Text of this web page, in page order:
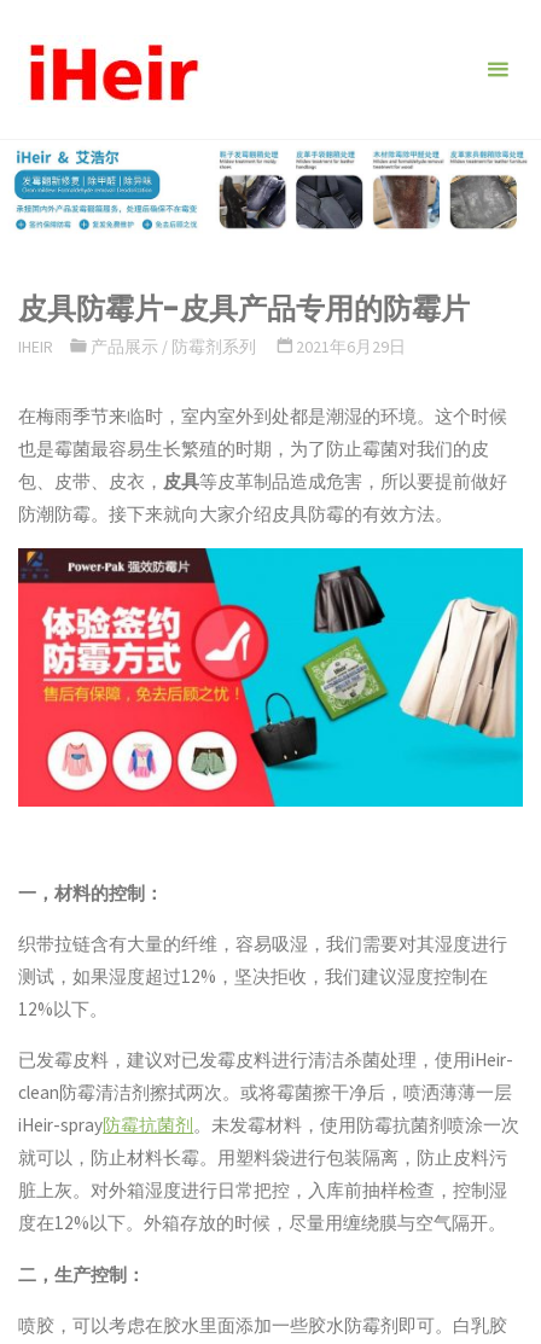
容。
皮具防霉片-皮具产品专用的防霉片
IHEIR 产品展示 / 防霉剂系列 2021年6月29日
在梅雨季节来临时，室内室外到处都是潮湿的环境。这个时候
也是霉菌最容易生长繁殖的时期，为了防止霉菌对我们的皮
包、皮带、皮衣， 皮具等皮革制品造成危害，所以要提前做好
防潮防霉。接下来就向大家介绍皮具防霉的有效方法。
一，材料的控制：
织带拉链含有大量的纤维，容易吸湿，我们需要对其湿度进行
测试，如果湿度超过12%，坚决拒收，我们建议湿度控制在
12%以下。
已发霉皮料，建议对已发霉皮料进行清洁杀菌处理，使用iHeir-
clean防霉清洁剂擦拭两次。或将霉菌擦干净后，喷洒薄薄一层
iHeir-spray防霉抗菌剂 。未发霉材料，使用防霉抗菌剂喷涂一次
就可以，防止材料长霉。用塑料袋进行包装隔离，防止皮料污
脏上灰。对外箱湿度进行日常把控，入库前抽样检查，控制湿
度在12%以下。外箱存放的时候，尽量用缠绕膜与空气隔开。
二，生产控制：
喷胶，可以考虑在胶水里面添加一些胶水防霉剂即可。白乳胶